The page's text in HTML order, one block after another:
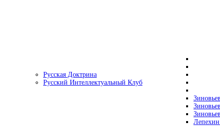
Русская Доктрина
Русский Интеллектуальный Клуб